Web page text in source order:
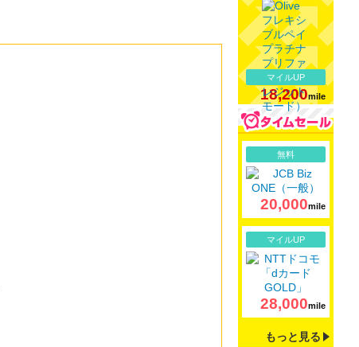
マイルUP
18,200mile
無料
20,000mile
マイルUP
28,000mile
もっと見る